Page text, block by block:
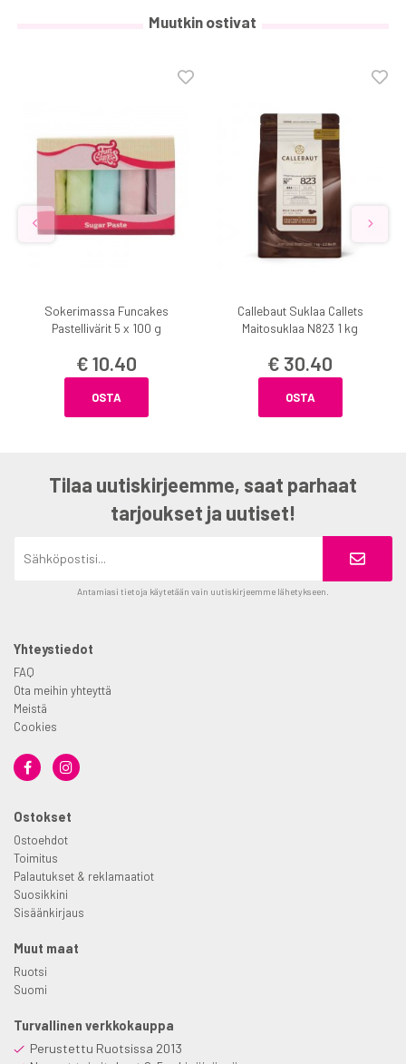
Muutkin ostivat
Sokerimassa Funcakes
Pastellivärit 5 x 100 g
€ 10.40
OSTA
Callebaut Suklaa Callets
Maitosuklaa N823 1 kg
€ 30.40
OSTA
Tilaa uutiskirjeemme, saat parhaat
tarjoukset ja uutiset!
Antamiasi tietoja käytetään vain uutiskirjeemme lähetykseen.
Yhteystiedot
FAQ
Ota meihin yhteyttä
Meistä
Cookies
Ostokset
Ostoehdot
Toimitus
Palautukset & reklamaatiot
Suosikkini
Sisäänkirjaus
Muut maat
Ruotsi
Suomi
Turvallinen verkkokauppa
Perustettu Ruotsissa 2013